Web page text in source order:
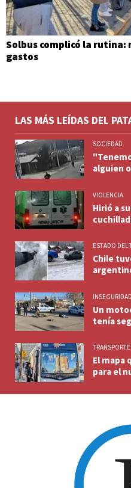
Solbus complicó la rutina:
gastos
LAS MÁS LEÍDAS DEL
SOCIEDAD
alguien
VIOLENCIA
Hirió a
ESTADO DEL
Chile
Un
tenía
TRANSPORTE
El mapa
para el